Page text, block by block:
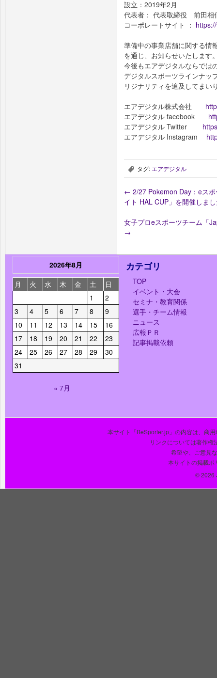
設立：2019年2月
代表者： 代表取締役 前田相
コーポレートサイト ：
準備中の事業店舗に関する情
を通じ、お知らせいたします
今後もエアデジタルならでは
デジタルスポーツラインナッ
リジナリティを追及してまい
エアデジタル株式会社
エアデジタル facebook
エアデジタル Twitter
エアデジタル Instagram
, タグ: エアデジタル
← 2/27 Pokemon Day：eス
イト HAL CUP」を開催しま
女子プロeスポーツチーム「
→
2026年8月
月
火 水 木 金 土
日
1
2
3
4 5 6 7 8
9
10
11 12 13 14 15
16
17
18 19 20 21 22
23
24
25 26 27 28 29
30
31
« 7月
カテゴリ
TOP
イベント・大会
セミナ・教育関係
選手・チーム情報
ニュース
広報ＰＲ
記事掲載依頼
本サイト「BeSporter.jp」の内容は、商
リンクについては著作権
希望や、ご意見
本サイトの掲載ポ
© 2026